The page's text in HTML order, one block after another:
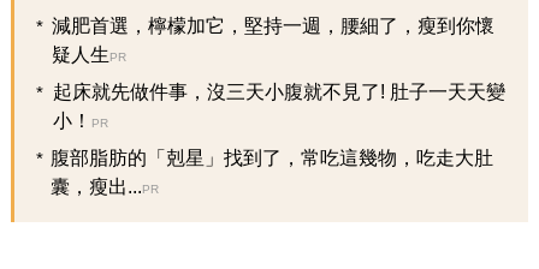
減肥首選，檸檬加它，堅持一週，腰細了，瘦到你懷
疑人生PR
起床就先做件事，沒三天小腹就不見了! 肚子一天天變
小！
PR
腹部脂肪的「剋星」找到了，常吃這幾物，吃走大肚
囊，瘦出...PR